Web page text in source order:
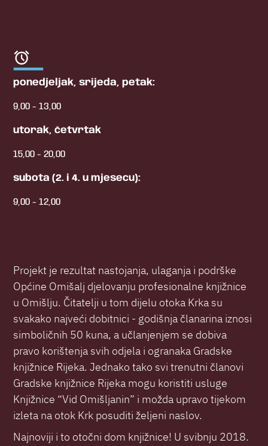
ponedjeljak, srijeda, petak:
9,00 - 13,00
utorak, četvrtak
15,00 - 20,00
subota (2. i 4. u mjesecu):
9,00 - 12,00
Projekt je rezultat nastojanja, ulaganja i podrške
Općine Omišalj djelovanju profesionalne knjižnice
u Omišlju. Čitatelji u tom dijelu otoka Krka su
svakako najveći dobitnici - godišnja članarina iznosi
simboličnih 50 kuna, a učlanjenjem se dobiva
pravo korištenja svih odjela i ogranaka Gradske
knjižnice Rijeka. Jednako tako svi trenutni članovi
Gradske knjižnice Rijeka mogu koristiti usluge
Knjižnice “Vid Omišljanin” i možda upravo tijekom
izleta na otok Krk posuditi željeni naslov.
Najnoviji i to otočni dom knjižnice! U svibnju 2018.